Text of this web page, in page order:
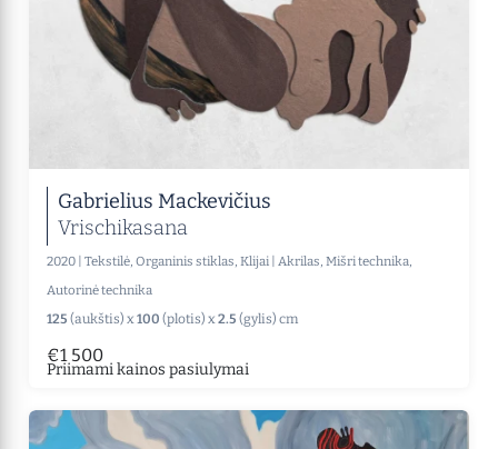
Gabrielius Mackevičius
Vrischikasana
2020 | Tekstilė, Organinis stiklas, Klijai | Akrilas, Mišri technika,
Autorinė technika
125 (aukštis) x 100 (plotis) x 2.5 (gylis) cm
€1 500
Priimami kainos pasiulymai